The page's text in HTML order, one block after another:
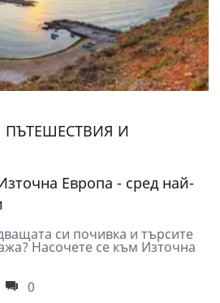
ПЪТЕШЕСТВИЯ И
Европа - сред най-
си почивка и търсите
Насочете се към Източна
0